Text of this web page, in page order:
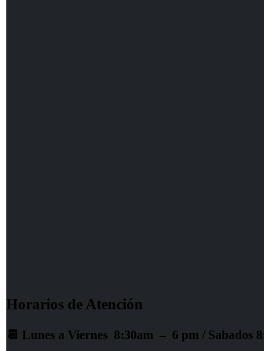
Horarios de Atención
📆 Lunes a Viernes 8:30am – 6 pm / Sabados